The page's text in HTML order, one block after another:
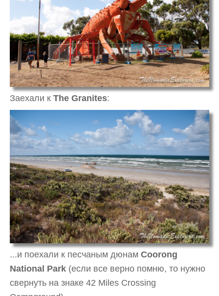
Заехали к The Granites:
...и поехали к песчаным дюнам Coorong
National Park (если все верно помню, то нужно
свернуть на знаке 42 Miles Crossing